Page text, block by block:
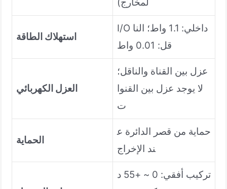
استهلاك الطاقة
I/O داخلي: 1.1 واط؛ النا
قل: 0.01 واط
العزل الكهربائي
عزل بين القناة والناقل؛
لا يوجد عزل بين القنوا
ت
الحماية
حماية من قصر الدائرة ع
ند الإخراج
تركيب أفقي: 0 ~ +55 د